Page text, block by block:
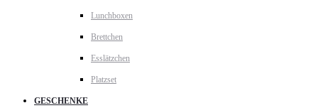
Lunchboxen
Brettchen
Esslätzchen
Platzset
GESCHENKE